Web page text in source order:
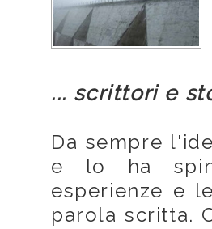
... scrittori e
Da sempre
e lo ha
esperienze e
parola scritta.